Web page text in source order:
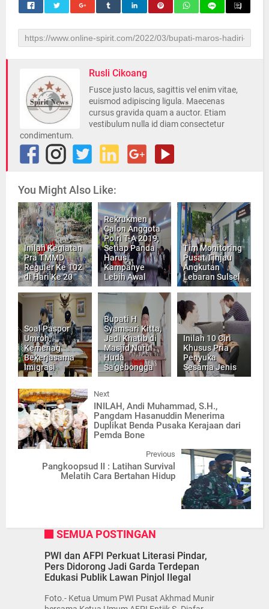
Rusli Cikoang
Fusce justo lacus, sagittis vel enim vitae,
euismod adipiscing ligula. Maecenas
cursus gravida quam a auctor. Etiam
vestibulum nulla id diam consectetur
condimentum.
You Might Also Like:
Inilah Kegiatan
Pra TMMD
Reguler Ke 102
di Hari Ke 20
Rekrukmen
Calon Anggota
Polri T-A 2019,
Setiap Panda
Harus
Kampanye
Lebih Awal
Tim Monitoring
Pusat Tinjau
Angkutan
Lebaran Sulsel
Soal Paspor
Umroh,
Kemenag
Bekerjasama
Imigrasi
Bupati H
Syamsari Kitta,
Jadi Khatib di
Masjid Nurul
Huda
Sa’gebongga
Inilah 10 Ciri
Khusus Pria
Penyuka
Sesama Jenis
Next
INILAH, Andi Muhammad, S.H.,
Pangdam Hasanuddin Menerima
Duplikat Benda Pusaka Kerajaan dari
Pemda Bone
Previous
Pangkoopsud II : Latihan Survival
Melatih Cara Bertahan Hidup
SEMUA POSTINGAN
PWI dan AFPI Perkuat Literasi Pindar,
Pers Didorong Jadi Garda Terdepan
Edukasi Publik Lawan Pinjol Ilegal
Foto.- Ketua Umum PWI Pusat Akhmad Munir